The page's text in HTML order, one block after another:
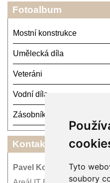
Tyto
soubory
Fotoalbum
Mostní konstrukce
Umělecká díla
Veteráni
Vodní díla
Zásobníky
Kontakt
Pavel Kordík - METAX